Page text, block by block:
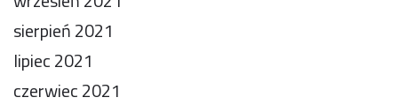
sierpień 2021
lipiec 2021
czerwiec 2021